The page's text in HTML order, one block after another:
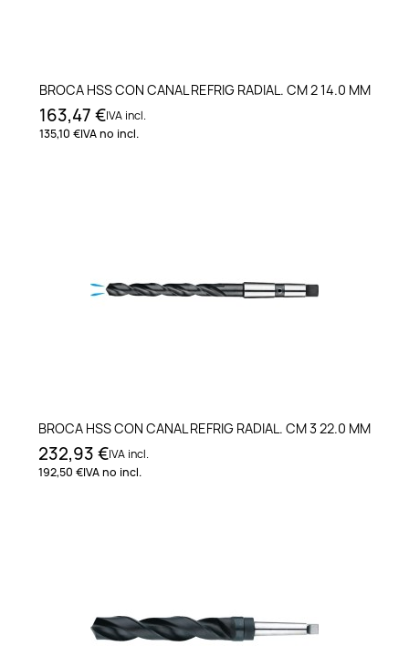
BROCA HSS CON CANAL REFRIG RADIAL. CM 2 14.0 MM
163,47 €IVA incl.
135,10 €IVA no incl.
BROCA HSS CON CANAL REFRIG RADIAL. CM 3 22.0 MM
232,93 €IVA incl.
192,50 €IVA no incl.